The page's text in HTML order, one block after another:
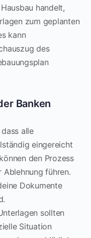
handelt,
zum geplanten
kann
des
Banken
alle
eingereicht
den Prozess
führen.
Dokumente
sollten
Situation